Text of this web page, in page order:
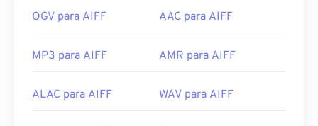
OGV para AIFF AAC para AIFF
MP3 para AIFF AMR para AIFF
ALAC para AIFF WAV para AIFF